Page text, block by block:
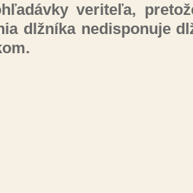
ve­ri­te­ľa,
dl­žní­ka ne­dis­po­nu­je